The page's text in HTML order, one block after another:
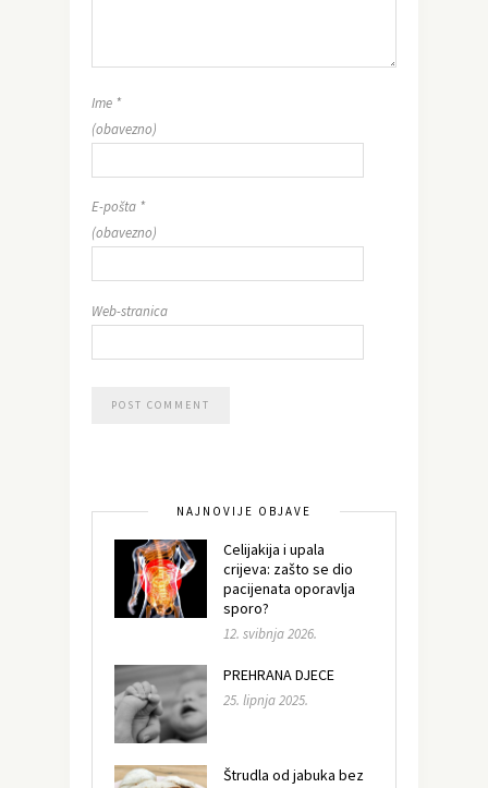
Ime *
(obavezno)
E-pošta *
(obavezno)
Web-stranica
NAJNOVIJE OBJAVE
Celijakija i upala
crijeva: zašto se dio
pacijenata oporavlja
sporo?
12. svibnja 2026.
PREHRANA DJECE
25. lipnja 2025.
Štrudla od jabuka bez